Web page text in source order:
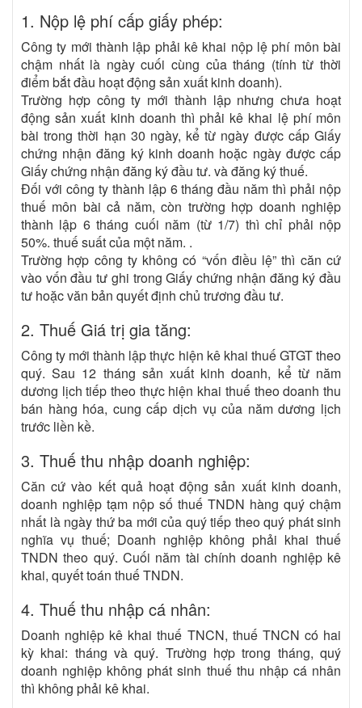
1. Nộp lệ phí cấp giấy phép:
Công ty mới thành lập phải kê khai nộp lệ phí môn bài
chậm nhất là ngày cuối cùng của tháng (tính từ thời
điểm bắt đầu hoạt động sản xuất kinh doanh).
Trường hợp công ty mới thành lập nhưng chưa hoạt
động sản xuất kinh doanh thì phải kê khai lệ phí môn
bài trong thời hạn 30 ngày, kể từ ngày được cấp Giấy
chứng nhận đăng ký kinh doanh hoặc ngày được cấp
Giấy chứng nhận đăng ký đầu tư. và đăng ký thuế.
Đối với công ty thành lập 6 tháng đầu năm thì phải nộp
thuế môn bài cả năm, còn trường hợp doanh nghiệp
thành lập 6 tháng cuối năm (từ 1/7) thì chỉ phải nộp
50%. thuế suất của một năm. .
Trường hợp công ty không có “vốn điều lệ” thì căn cứ
vào vốn đầu tư ghi trong Giấy chứng nhận đăng ký đầu
tư hoặc văn bản quyết định chủ trương đầu tư.
2. Thuế Giá trị gia tăng:
Công ty mới thành lập thực hiện kê khai thuế GTGT theo
quý. Sau 12 tháng sản xuất kinh doanh, kể từ năm
dương lịch tiếp theo thực hiện khai thuế theo doanh thu
bán hàng hóa, cung cấp dịch vụ của năm dương lịch
trước liền kề.
3. Thuế thu nhập doanh nghiệp:
Căn cứ vào kết quả hoạt động sản xuất kinh doanh,
doanh nghiệp tạm nộp số thuế TNDN hàng quý chậm
nhất là ngày thứ ba mới của quý tiếp theo quý phát sinh
nghĩa vụ thuế; Doanh nghiệp không phải khai thuế
TNDN theo quý. Cuối năm tài chính doanh nghiệp kê
khai, quyết toán thuế TNDN.
4. Thuế thu nhập cá nhân:
Doanh nghiệp kê khai thuế TNCN, thuế TNCN có hai
kỳ khai: tháng và quý. Trường hợp trong tháng, quý
doanh nghiệp không phát sinh thuế thu nhập cá nhân
thì không phải kê khai.